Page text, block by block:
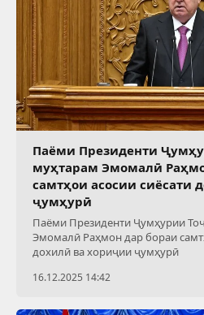
Паёми Президенти
муҳтарам Эмомалӣ
самтҳои асосии сиёсати
ҷумҳурӣ
Паёми Президенти Ҷумҳурии
Эмомалӣ Раҳмон дар бораи
дохилӣ ва хориҷии ҷумҳурӣ
16.12.2025 14:42